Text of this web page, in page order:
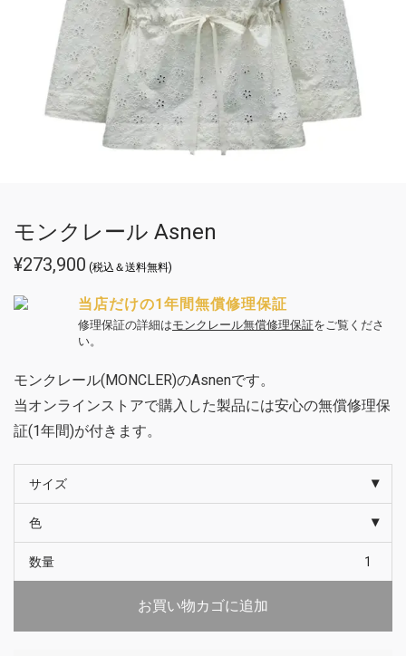
モンクレール Asnen
¥273,900 (税込＆送料無料)
当店だけの1年間無償修理保証
修理保証の詳細はモンクレール無償修理保証をご覧くださ
い。
モンクレール(MONCLER)のAsnenです。
当オンラインストアで購入した製品には安心の無償修理保
証(1年間)が付きます。
サイズ
色
数量
お買い物カゴに追加